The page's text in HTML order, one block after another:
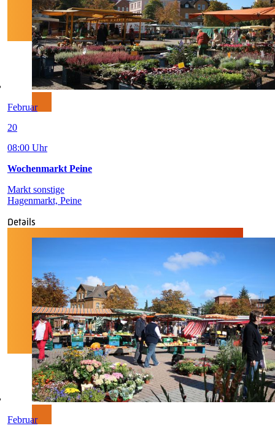
Februar
20
08:00 Uhr
Wochenmarkt Peine
Markt sonstige
Hagenmarkt, Peine
Details
Februar